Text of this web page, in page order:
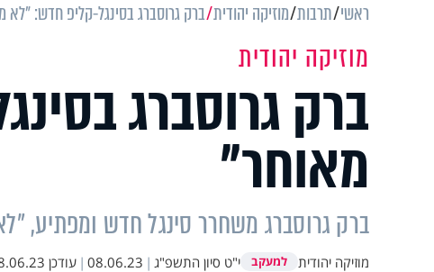
ראשי תרבות מוזיקה יהודית ברק גרוסברג בסינגל-קליפ חדש: "לא
מוזיקה יהודית
ברק גרוסברג
מאוחר"
ברק גרוסברג משחרר סינגל חדש ומפתיע,
מוזיקה יהודית למעקב י"ט סיון התשפ"ג |
08.06.23
| עודכן 20:59